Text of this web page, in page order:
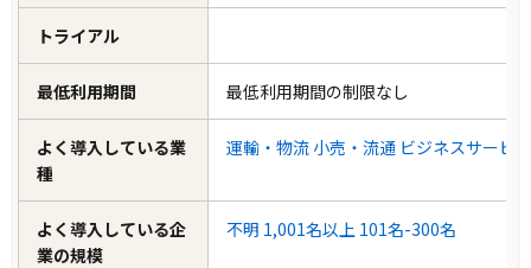
トライアル
最低利用期間 最低利用期間の制限なし
よく導入している業
種
運輸・物流 小売・流通 ビジネスサービ
よく導入している企
業の規模
不明 1,001名以上 101名-300名